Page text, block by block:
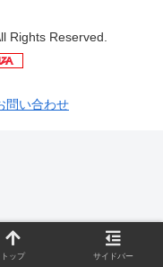
Rights Reserved.
問い合わせ
トップ サイドバー